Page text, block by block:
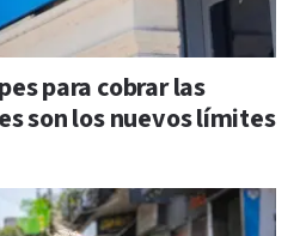
para cobrar las
son los nuevos límites